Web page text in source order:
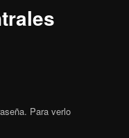
Para verlo